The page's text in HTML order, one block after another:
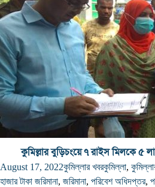
কুমিল্লার বুড়িচংয়ে ৭ রাইস মিলকে ৫
August 17, 2022কুমিল্লার খবরকুমিল্লা,
হাজার টাকা জরিমানা, জরিমানা, পরিবেশ অধিদপ্তর,